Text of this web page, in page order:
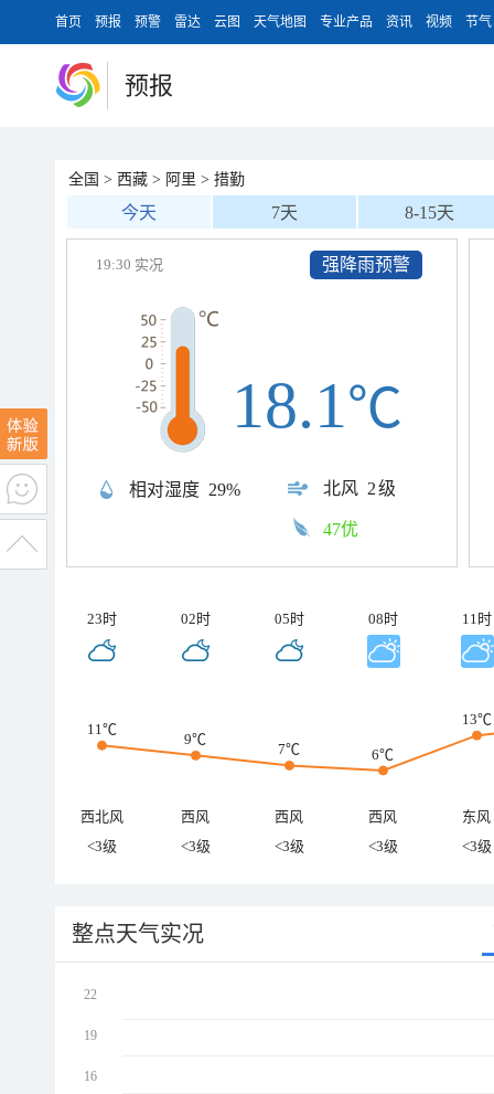
首页 预报 预警 雷达 云图 天气地图 专业产品 资讯 视频 节气
预报
全国 > 西藏 > 阿里 > 措勤
今天 7天 8-15天
19:30 实况
相对湿度 29% 北风 2级
18.1℃
47优
强降雨预警
23时 02时 05时 08时 11时
11℃
9℃
7℃ 6℃
13℃
西北风 西风 西风 西风
东风
<3级
<3级 <3级 <3级 <3级
整点天气实况
22
19
16